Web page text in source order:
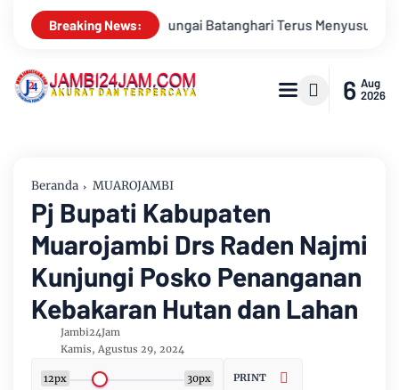
Breaking News:
Jambi Hadapi Ancaman Krisis Air Bersih dan
6 Aug
2026
Beranda MUAROJAMBI
Pj Bupati Kabupaten
Muarojambi Drs Raden Najmi
Kunjungi Posko Penanganan
Kebakaran Hutan dan Lahan
Jambi24Jam
Kamis, Agustus 29, 2024
12px 30px PRINT